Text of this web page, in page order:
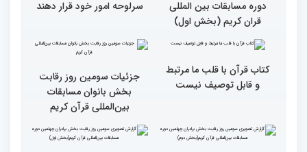
جزئیات چهارمین روز رقابت
بخش برادران مسابقات
بین‌المللی قرآن کریم
گزارش تصویری حضور
چهلمین دوره مسابقات بین
المللی قرآن کریم(بخش
گزارش تصویری حضور
پررنگ کودکان و نوجوانان در
گزارش تصویری حضور
اصحاب رسانه درچهلمین